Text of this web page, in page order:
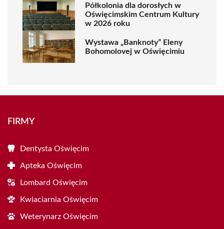
Półkolonia dla dorosłych w
Oświęcimskim Centrum Kultury
w 2026 roku
Wystawa „Banknoty” Eleny
Bohomolovej w Oświęcimiu
FIRMY
Dentysta Oświęcim
Apteka Oświęcim
Lombard Oświęcim
Kwiaciarnia Oświęcim
Weterynarz Oświęcim